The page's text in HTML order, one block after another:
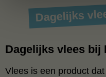
Dagelijks
Dagelijks vlees bij
Vlees is een product